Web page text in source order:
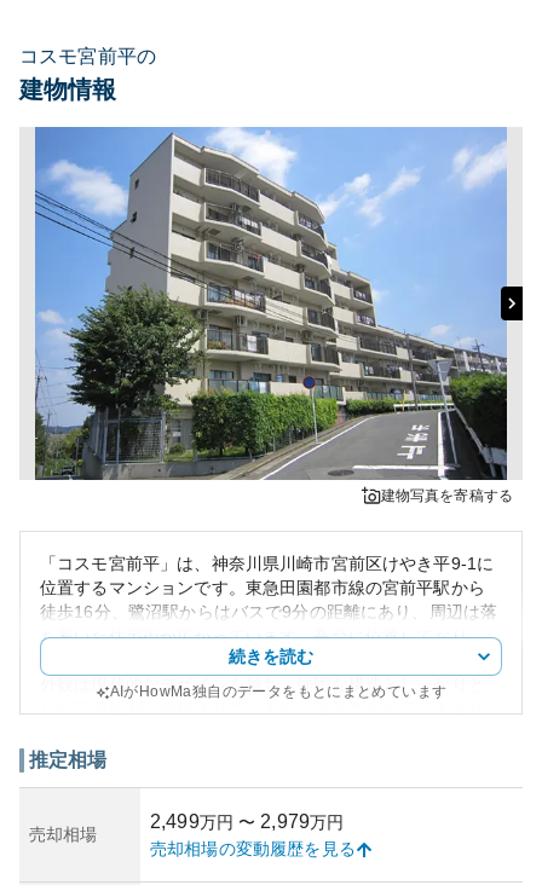
コスモ宮前平の
建物情報
建物写真を寄稿する
「コスモ宮前平」は、神奈川県川崎市宮前区けやき平9-1に
位置するマンションです。東急田園都市線の宮前平駅から
徒歩16分、鷺沼駅からはバスで9分の距離にあり、周辺は落
ち着いた住宅街が広がっています。高台に位置しており、
緑豊かな環境が魅力です。
外観は現代的なデザインを持ち、強固な構造としっかりと
れているようです。
市場の動向や経済状況に左右される可能性もあります。
所有リスクについては、通常の地震リスクなどに加えて、
築年数による老朽化の影響は気をつける点です。地盤や災
続きを読む
AIがHowMa独自のデータをもとにまとめています
推定相場
売却相場
2,499万円 〜 2,979万円
売却相場の変動履歴を見る